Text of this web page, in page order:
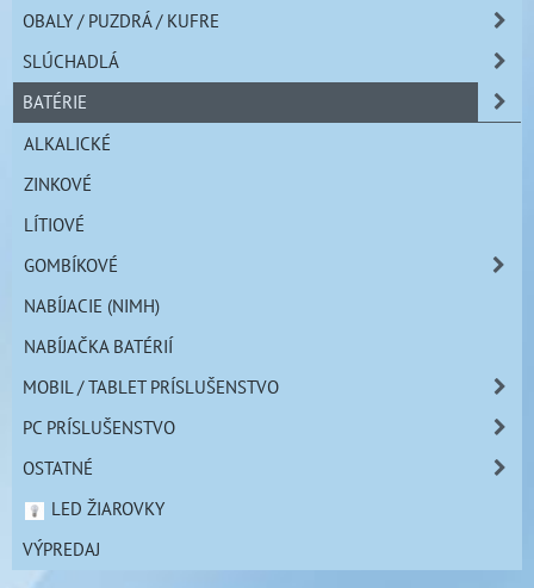
OBALY / PUZDRÁ / KUFRE
SLÚCHADLÁ
BATÉRIE
ALKALICKÉ
ZINKOVÉ
LÍTIOVÉ
GOMBÍKOVÉ
NABÍJACIE (NIMH)
NABÍJAČKA BATÉRIÍ
MOBIL / TABLET PRÍSLUŠENSTVO
PC PRÍSLUŠENSTVO
OSTATNÉ
LED ŽIAROVKY
VÝPREDAJ